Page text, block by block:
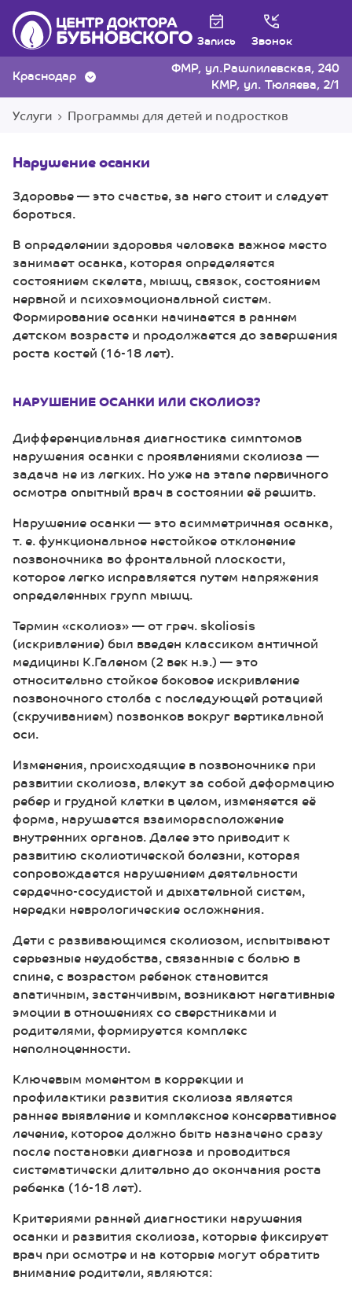
ФМР, ул.Рашпилевская, 240
КМР, ул. Тюляева, 2/1
Запись Звонок
Краснодар
Услуги
Программы для детей и подростков
Нарушение осанки
Здоровье — это счастье, за него стоит и следует
бороться.
В определении здоровья человека важное место
занимает осанка, которая определяется
состоянием скелета, мышц, связок, состоянием
нервной и психоэмоциональной систем.
Формирование осанки начинается в раннем
детском возрасте и продолжается до завершения
роста костей (16-18 лет).
НАРУШЕНИЕ ОСАНКИ ИЛИ СКОЛИОЗ?
Дифференциальная диагностика симптомов
нарушения осанки с проявлениями сколиоза —
задача не из легких. Но уже на этапе первичного
осмотра опытный врач в состоянии её решить.
Нарушение осанки — это асимметричная осанка,
т. е. функциональное нестойкое отклонение
позвоночника во фронтальной плоскости,
которое легко исправляется путем напряжения
определенных групп мышц.
Термин «сколиоз» — от греч. skoliosis
(искривление) был введен классиком античной
медицины К.Галеном (2 век н.э.) — это
относительно стойкое боковое искривление
позвоночного столба с последующей ротацией
(скручиванием) позвонков вокруг вертикальной
оси.
Изменения, происходящие в позвоночнике при
развитии сколиоза, влекут за собой деформацию
ребер и грудной клетки в целом, изменяется её
форма, нарушается взаиморасположение
внутренних органов. Далее это приводит к
развитию сколиотической болезни, которая
сопровождается нарушением деятельности
сердечно-сосудистой и дыхательной систем,
нередки неврологические осложнения.
Дети с развивающимся сколиозом, испытывают
серьезные неудобства, связанные с болью в
спине, с возрастом ребенок становится
апатичным, застенчивым, возникают негативные
эмоции в отношениях со сверстниками и
родителями, формируется комплекс
неполноценности.
Ключевым моментом в коррекции и
профилактики развития сколиоза является
раннее выявление и комплексное консервативное
лечение, которое должно быть назначено сразу
после постановки диагноза и проводиться
систематически длительно до окончания роста
ребенка (16-18 лет).
Критериями ранней диагностики нарушения
осанки и развития сколиоза, которые фиксирует
врач при осмотре и на которые могут обратить
внимание родители, являются: